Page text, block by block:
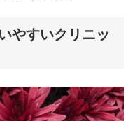
やすいクリニッ